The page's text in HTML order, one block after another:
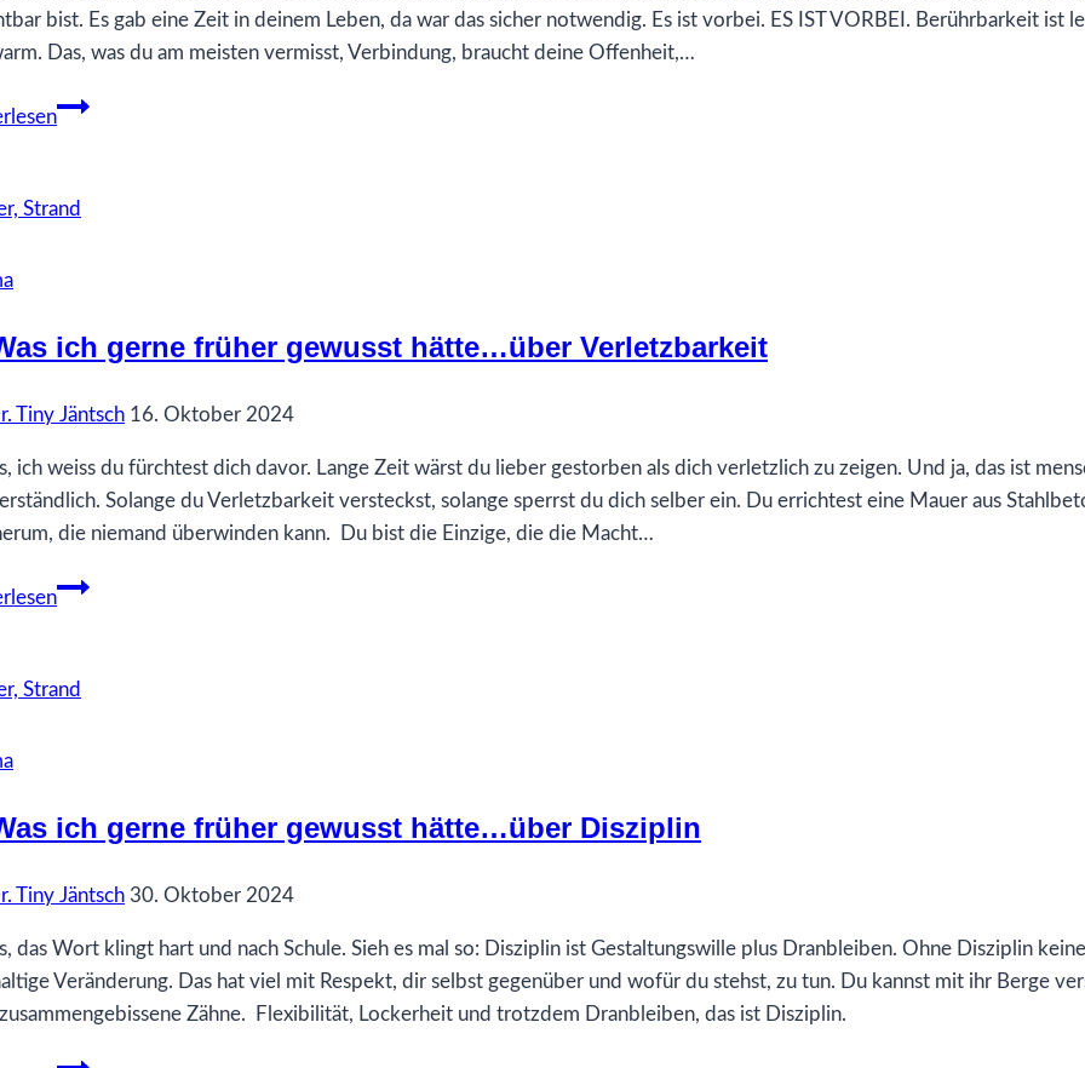
bist. Es gab eine Zeit in deinem Leben, da war das sicher notwendig. Es ist vorbei. ES IST VORBEI. Berührbarkeit ist
Das, was du am meisten vermisst, Verbindung, braucht deine Offenheit,…
3
gerne
über
Berührbarkeit
ich gerne früher gewusst hätte…über Verletzbarkeit
Tiny Jäntsch 16. Oktober 2024
ich weiss du fürchtest dich davor. Lange Zeit wärst du lieber gestorben als dich verletzlich zu zeigen. Und ja, das ist
Solange du Verletzbarkeit versteckst, solange sperrst du dich selber ein. Du errichtest eine Mauer aus
die niemand überwinden kann. Du bist die Einzige, die die Macht…
38
gerne
über
Verletzbarkeit
ich gerne früher gewusst hätte…über Disziplin
Tiny Jäntsch 30. Oktober 2024
das Wort klingt hart und nach Schule. Sieh es mal so: Disziplin ist Gestaltungswille plus Dranbleiben. Ohne Disziplin keine
Veränderung. Das hat viel mit Respekt, dir selbst gegenüber und wofür du stehst, zu tun. Du kannst mit ihr Berge
Zähne. Flexibilität, Lockerheit und trotzdem Dranbleiben, das ist Disziplin.